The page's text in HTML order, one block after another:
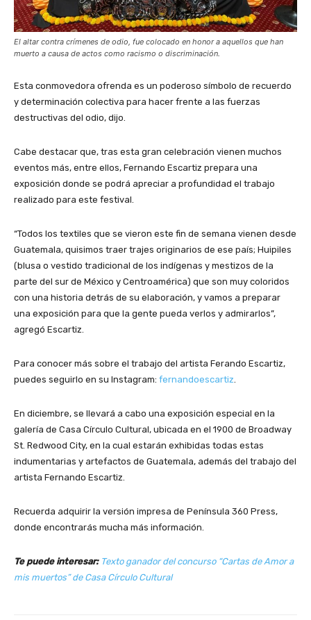
El altar contra crímenes de odio, fue colocado en honor a aquellos que han
muerto a causa de actos como racismo o discriminación.
Esta conmovedora ofrenda es un poderoso símbolo de recuerdo
y determinación colectiva para hacer frente a las fuerzas
destructivas del odio, dijo.
Cabe destacar que, tras esta gran celebración vienen muchos
eventos más, entre ellos, Fernando Escartiz prepara una
exposición donde se podrá apreciar a profundidad el trabajo
realizado para este festival.
“Todos los textiles que se vieron este fin de semana vienen desde
Guatemala, quisimos traer trajes originarios de ese país; Huipiles
(blusa o vestido tradicional de los indígenas y mestizos de la
parte del sur de México y Centroamérica) que son muy coloridos
con una historia detrás de su elaboración, y vamos a preparar
una exposición para que la gente pueda verlos y admirarlos”,
agregó Escartiz.
Para conocer más sobre el trabajo del artista Ferando Escartiz,
puedes seguirlo en su Instagram: fernandoescartiz.
En diciembre, se llevará a cabo una exposición especial en la
galería de Casa Círculo Cultural, ubicada en el 1900 de Broadway
St. Redwood City, en la cual estarán exhibidas todas estas
indumentarias y artefactos de Guatemala, además del trabajo del
artista Fernando Escartiz.
Recuerda adquirir la versión impresa de Península 360 Press,
donde encontrarás mucha más información.
Te puede interesar: Texto ganador del concurso “Cartas de Amor a
mis muertos” de Casa Círculo Cultural